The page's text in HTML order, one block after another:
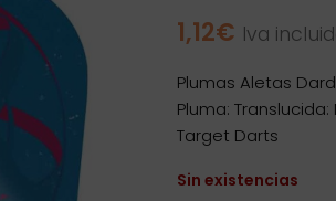
1,12€ Iva
Plumas Aletas
Pluma:
Target Darts
Sin existencias